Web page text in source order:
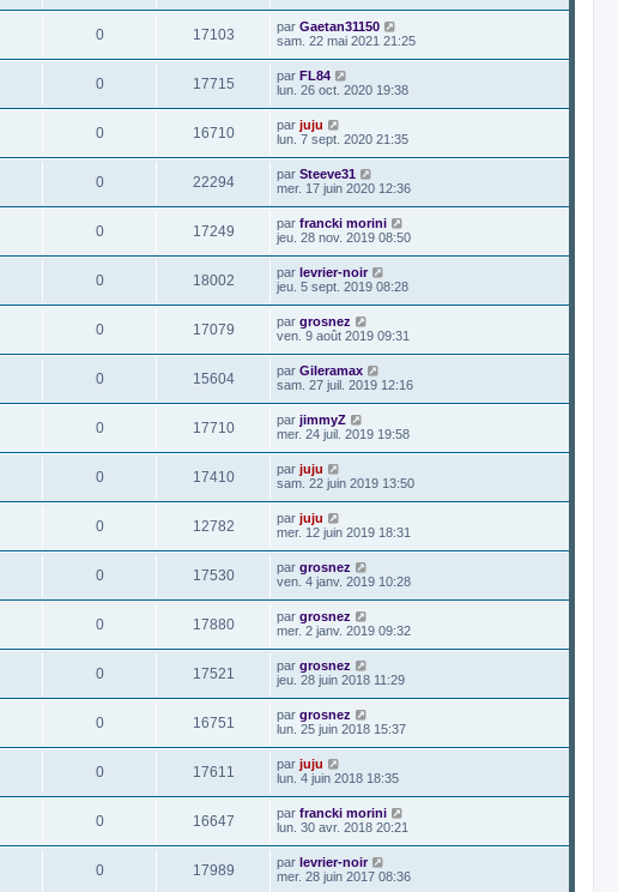
0 17103 par Gaetan31150
sam. 22 mai 2021 21:25
0 17715 par FL84
lun. 26 oct. 2020 19:38
0 16710 par juju
lun. 7 sept. 2020 21:35
0 22294 par Steeve31
mer. 17 juin 2020 12:36
0 17249 par francki morini
jeu. 28 nov. 2019 08:50
0 18002 par levrier-noir
jeu. 5 sept. 2019 08:28
0 17079 par grosnez
ven. 9 août 2019 09:31
0 15604 par Gileramax
sam. 27 juil. 2019 12:16
0 17710 par jimmyZ
mer. 24 juil. 2019 19:58
0 17410 par juju
sam. 22 juin 2019 13:50
0 12782 par juju
mer. 12 juin 2019 18:31
0 17530 par grosnez
ven. 4 janv. 2019 10:28
0 17880 par grosnez
mer. 2 janv. 2019 09:32
0 17521 par grosnez
jeu. 28 juin 2018 11:29
0 16751 par grosnez
lun. 25 juin 2018 15:37
0 17611 par juju
lun. 4 juin 2018 18:35
0 16647 par francki morini
lun. 30 avr. 2018 20:21
0 17989 par levrier-noir
mer. 28 juin 2017 08:36